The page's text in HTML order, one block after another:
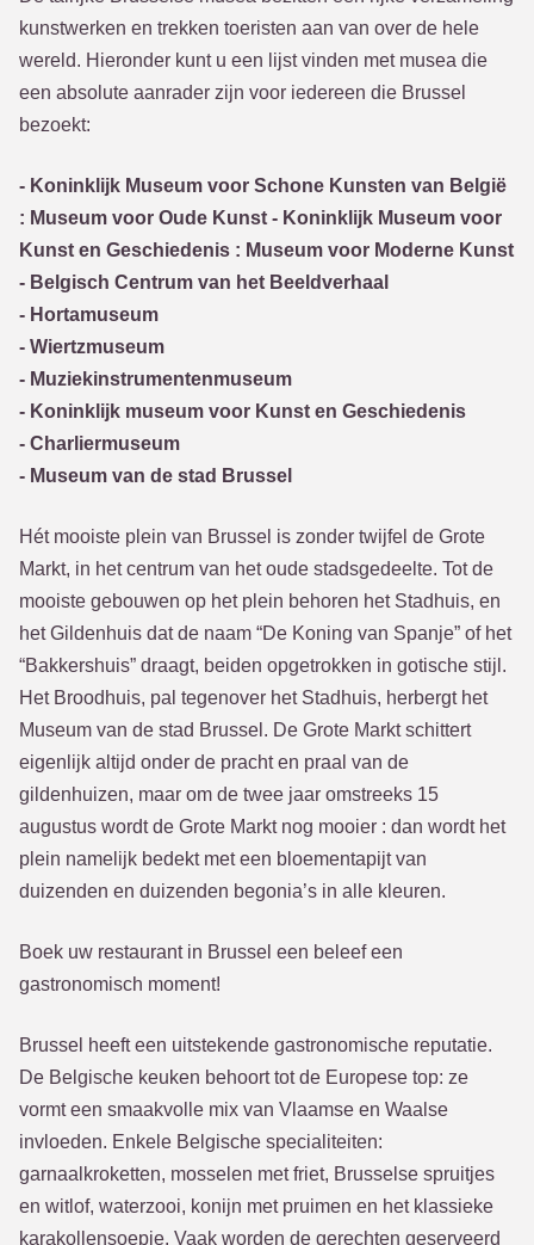
kunstwerken en trekken toeristen aan van over de hele
wereld. Hieronder kunt u een lijst vinden met musea die
een absolute aanrader zijn voor iedereen die Brussel
bezoekt:
- Koninklijk Museum voor Schone Kunsten van België
: Museum voor Oude Kunst - Koninklijk Museum voor
Kunst en Geschiedenis : Museum voor Moderne Kunst
- Belgisch Centrum van het Beeldverhaal
- Hortamuseum
- Wiertzmuseum
- Muziekinstrumentenmuseum
- Koninklijk museum voor Kunst en Geschiedenis
- Charliermuseum
- Museum van de stad Brussel
Hét mooiste plein van Brussel is zonder twijfel de Grote
Markt, in het centrum van het oude stadsgedeelte. Tot de
mooiste gebouwen op het plein behoren het Stadhuis, en
het Gildenhuis dat de naam “De Koning van Spanje” of het
“Bakkershuis” draagt, beiden opgetrokken in gotische stijl.
Het Broodhuis, pal tegenover het Stadhuis, herbergt het
Museum van de stad Brussel. De Grote Markt schittert
eigenlijk altijd onder de pracht en praal van de
gildenhuizen, maar om de twee jaar omstreeks 15
augustus wordt de Grote Markt nog mooier : dan wordt het
plein namelijk bedekt met een bloementapijt van
duizenden en duizenden begonia’s in alle kleuren.
Boek uw restaurant in Brussel een beleef een
gastronomisch moment!
Brussel heeft een uitstekende gastronomische reputatie.
De Belgische keuken behoort tot de Europese top: ze
vormt een smaakvolle mix van Vlaamse en Waalse
invloeden. Enkele Belgische specialiteiten:
garnaalkroketten, mosselen met friet, Brusselse spruitjes
en witlof, waterzooi, konijn met pruimen en het klassieke
karakollensoepje. Vaak worden de gerechten geserveerd